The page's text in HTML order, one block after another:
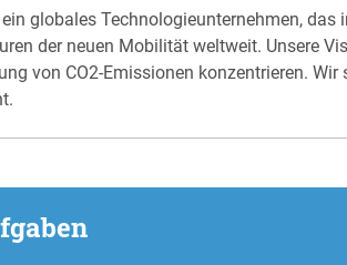
globales Technologieunternehmen,
der neuen Mobilität weltweit. Unsere
von CO2-Emissionen konzentrieren.